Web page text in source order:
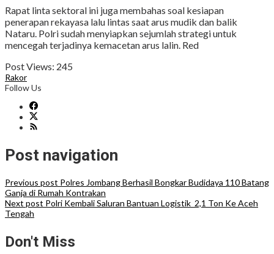
Rapat linta sektoral ini juga membahas soal kesiapan
penerapan rekayasa lalu lintas saat arus mudik dan balik
Nataru. Polri sudah menyiapkan sejumlah strategi untuk
mencegah terjadinya kemacetan arus lalin. Red
Post Views: 245
Rakor
Follow Us
Post navigation
Previous post Polres Jombang Berhasil Bongkar Budidaya 110 Batang
Ganja di Rumah Kontrakan
Next post Polri Kembali Saluran Bantuan Logistik 2,1 Ton Ke Aceh
Tengah
Don't Miss